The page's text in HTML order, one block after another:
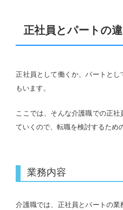
正社員とパートの
正社員として働くか、パートと
もいます。
ここでは、そんな介護職での正社
ていくので、転職を検討するため
業務内容
介護職では、正社員とパートの業